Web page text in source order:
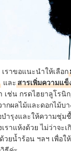
ราขอแนะนำให้เลือก
และสารเพิ่มความแ
เช่น กรดไฮยาลูโรนิ
ากผลไม้และดอกไม้บ
ำรุงและให้ความชุ่ม
ราแห้งด้วย ไม่ว่าจะเ
ยน้ำร้อน ฯลฯ เพื่อใ